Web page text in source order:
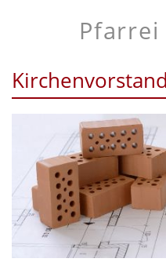
Pfarrei
Kirchenvorstand